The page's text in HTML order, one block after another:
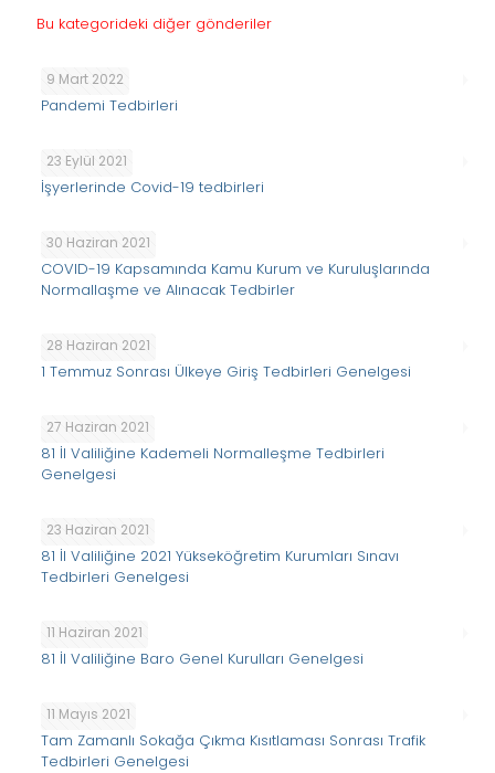
Bu kategorideki diğer gönderiler
9 Mart 2022
Pandemi Tedbirleri
23 Eylül 2021
İşyerlerinde Covid-19 tedbirleri
30 Haziran 2021
COVID-19 Kapsamında Kamu Kurum ve Kuruluşlarında
Normallaşme ve Alınacak Tedbirler
28 Haziran 2021
1 Temmuz Sonrası Ülkeye Giriş Tedbirleri Genelgesi
27 Haziran 2021
81 İl Valiliğine Kademeli Normalleşme Tedbirleri
Genelgesi
23 Haziran 2021
81 İl Valiliğine 2021 Yükseköğretim Kurumları Sınavı
Tedbirleri Genelgesi
11 Haziran 2021
81 İl Valiliğine Baro Genel Kurulları Genelgesi
11 Mayıs 2021
Tam Zamanlı Sokağa Çıkma Kısıtlaması Sonrası Trafik
Tedbirleri Genelgesi